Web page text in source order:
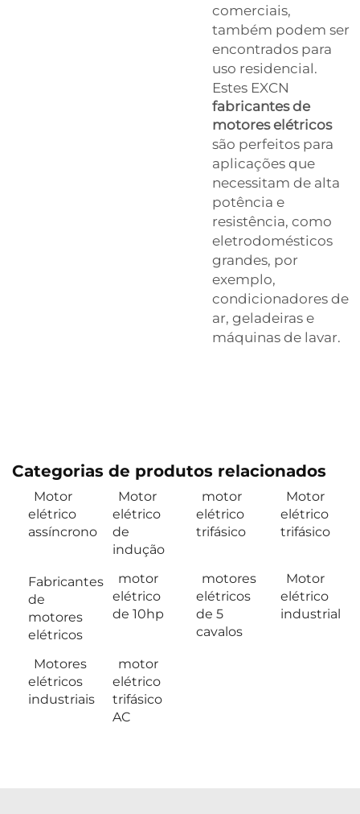
comerciais,
também podem ser
encontrados para
uso residencial.
Estes EXCN
fabricantes de
motores elétricos
são perfeitos para
aplicações que
necessitam de alta
potência e
resistência, como
eletrodomésticos
grandes, por
exemplo,
condicionadores de
ar, geladeiras e
máquinas de lavar.
Categorias de produtos relacionados
Motor
elétrico
assíncrono
Motor
elétrico
de
indução
motor
elétrico
trifásico
Motor
elétrico
trifásico
Fabricantes
de
motores
elétricos
motor
elétrico
de 10hp
motores
elétricos
de 5
cavalos
Motor
elétrico
industrial
Motores
elétricos
industriais
motor
elétrico
trifásico
AC